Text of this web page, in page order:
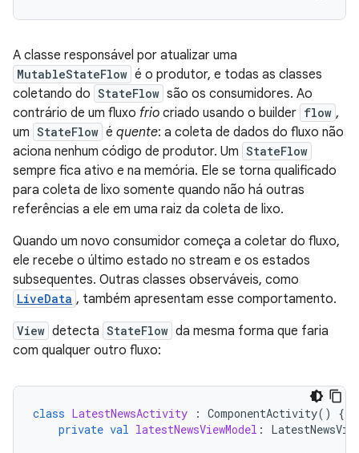
A classe responsável por atualizar uma
MutableStateFlow é o produtor, e todas as classes
coletando do StateFlow são os consumidores. Ao
contrário de um fluxo frio criado usando o builder flow ,
um StateFlow é quente: a coleta de dados do fluxo não
aciona nenhum código de produtor. Um StateFlow
sempre fica ativo e na memória. Ele se torna qualificado
para coleta de lixo somente quando não há outras
referências a ele em uma raiz da coleta de lixo.
Quando um novo consumidor começa a coletar do fluxo,
ele recebe o último estado no stream e os estados
subsequentes. Outras classes observáveis, como
LiveData , também apresentam esse comportamento.
View detecta StateFlow da mesma forma que faria
com qualquer outro fluxo:
class LatestNewsActivity : ComponentActivity()
{
private val latestNewsViewModel :